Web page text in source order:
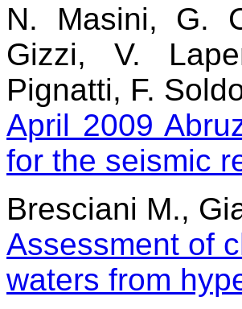
N. Masini, G.
Gizzi, V.
Pignatti, F.
April 2009
for the seismic
Bresciani M.,
Assessment of
waters from